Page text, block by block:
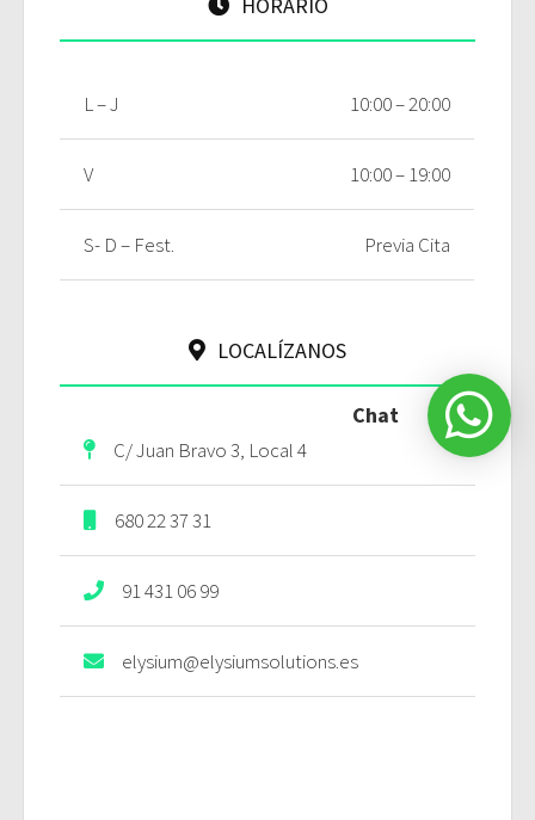
L – J 10:00 – 20:00
V 10:00 – 19:00
S- D – Fest. Previa Cita
LOCALÍZANOS
C/ Juan Bravo 3, Local 4
680 22 37 31
91 431 06 99
elysium@elysiumsolutions.es
Chat